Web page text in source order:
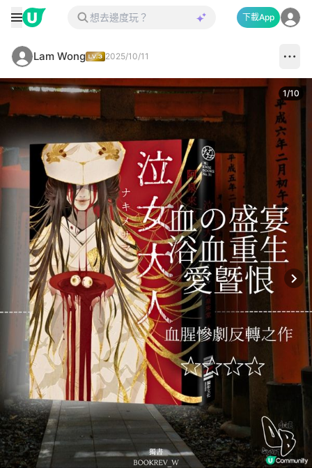
下載App
Lam Wong 2025/10/11
1/10